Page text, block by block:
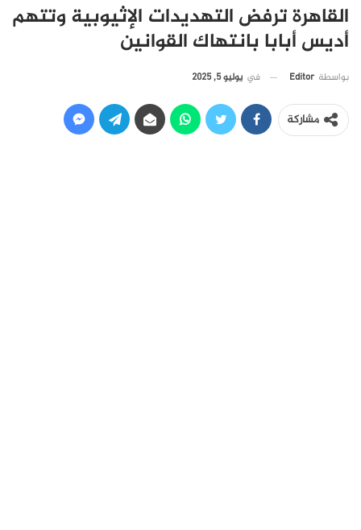
القاهرة ترفض التهديدات الإثيوبية وتتهم
أديس أبابا بانتهاك القوانين
بواسطة Editor في يوليو 5, 2025
مشاركة